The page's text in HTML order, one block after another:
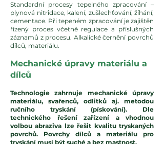
Standardní procesy tepelného zpracování –
plynová nitridace, kalení, zušlechťování, žíhání,
cementace. Při tepeném zpracování je zajištěn
řízený proces včetně regulace a příslušných
záznamů z procesu. Alkalické černění povrchů
dílců, materiálu.
Mechanické úpravy materiálu a
dílců
Technologie zahrnuje mechanické úpravy
materiálu, svařenců, odlitků aj. metodou
ručního tryskání (pískování). Dle
technického řešení zařízení a vhodnou
volbou abraziva lze řešit kvalitu tryskaných
povrchů. Povrchy dílců a materiálu pro
tryskání musí být suché a bez mastnost.